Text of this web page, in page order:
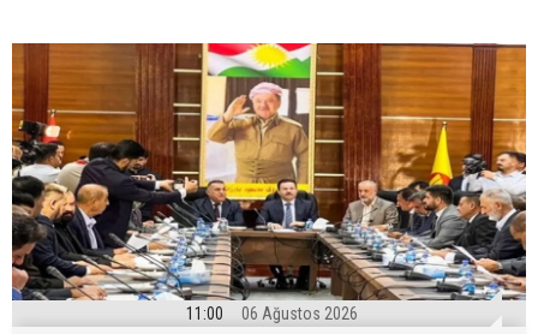
11:00 06 Ağustos 2026